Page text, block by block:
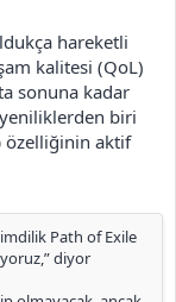
hareketli
kalitesi (QoL)
sonuna kadar
yeniliklerden biri
özelliğinin aktif
Path of Exile
diyor